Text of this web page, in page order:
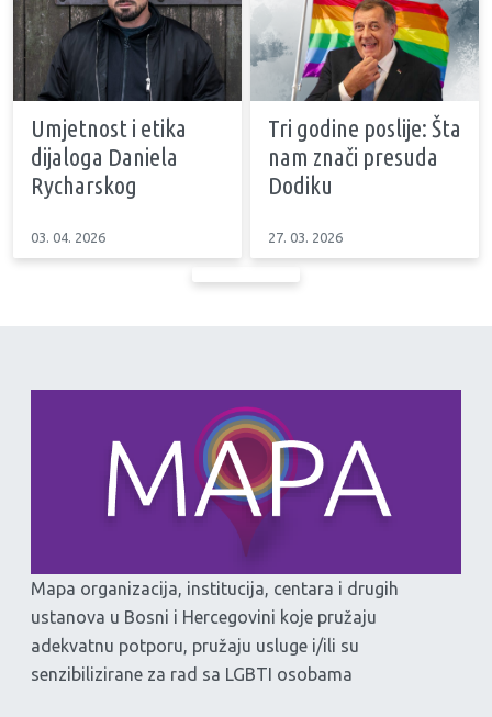
Umjetnost i etika
dijaloga Daniela
Rycharskog
03. 04. 2026
Tri godine poslije: Šta
nam znači presuda
Dodiku
27. 03. 2026
Mapa organizacija, institucija, centara i drugih
ustanova u Bosni i Hercegovini koje pružaju
adekvatnu potporu, pružaju usluge i/ili su
senzibilizirane za rad sa LGBTI osobama